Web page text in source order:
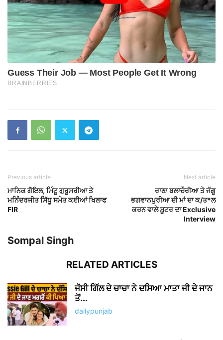
Previous article
ਮਾਨਿਕ ਗੋਇਲ, ਮਿੰਟੂ ਗੁਰੂਸਰੀਆ ਤੇ
ਮਨਿੰਦਰਜੀਤ ਸਿੱਧੂ ਸਮੇਤ ਕਈਆਂ ਖਿਲਾਫ
FIR
Next article
ਰਾਣਾ ਬਲਾਚੌਰੀਆ ਤੇ ਜੱਗੂ
ਭਗਵਾਨਪੁਰੀਆ ਦੀ ਮਾਂ ਦਾ ਕ/ਤ*ਲ
ਕਰਨ ਵਾਲੇ ਸ਼ੂਟਰ ਦਾ Exclusive
Interview
Sompal Singh
RELATED ARTICLES
ਜੱਸੀ ਗਿੱਲ ਦੇ ਚਾਚਾ ਨੇ ਦਸਿਆ ਮਾਤਾ ਜੀ ਦੇ ਜਾਨ
ਤੋਂ...
dailypunjab